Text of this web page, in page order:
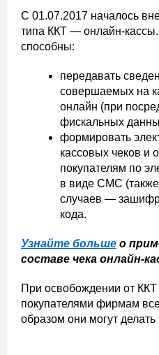
С 01.07.2017 началось
типа ККТ — онлайн-
способны:
передавать
совершаемых на
онлайн (при
фискальных
формировать
кассовых чеков и
покупателям по
в виде СМС
случаев —
кода.
Узнайте больше о
составе чека онлайн-
При освобождении от
покупателями фирмам
образом они могут делать